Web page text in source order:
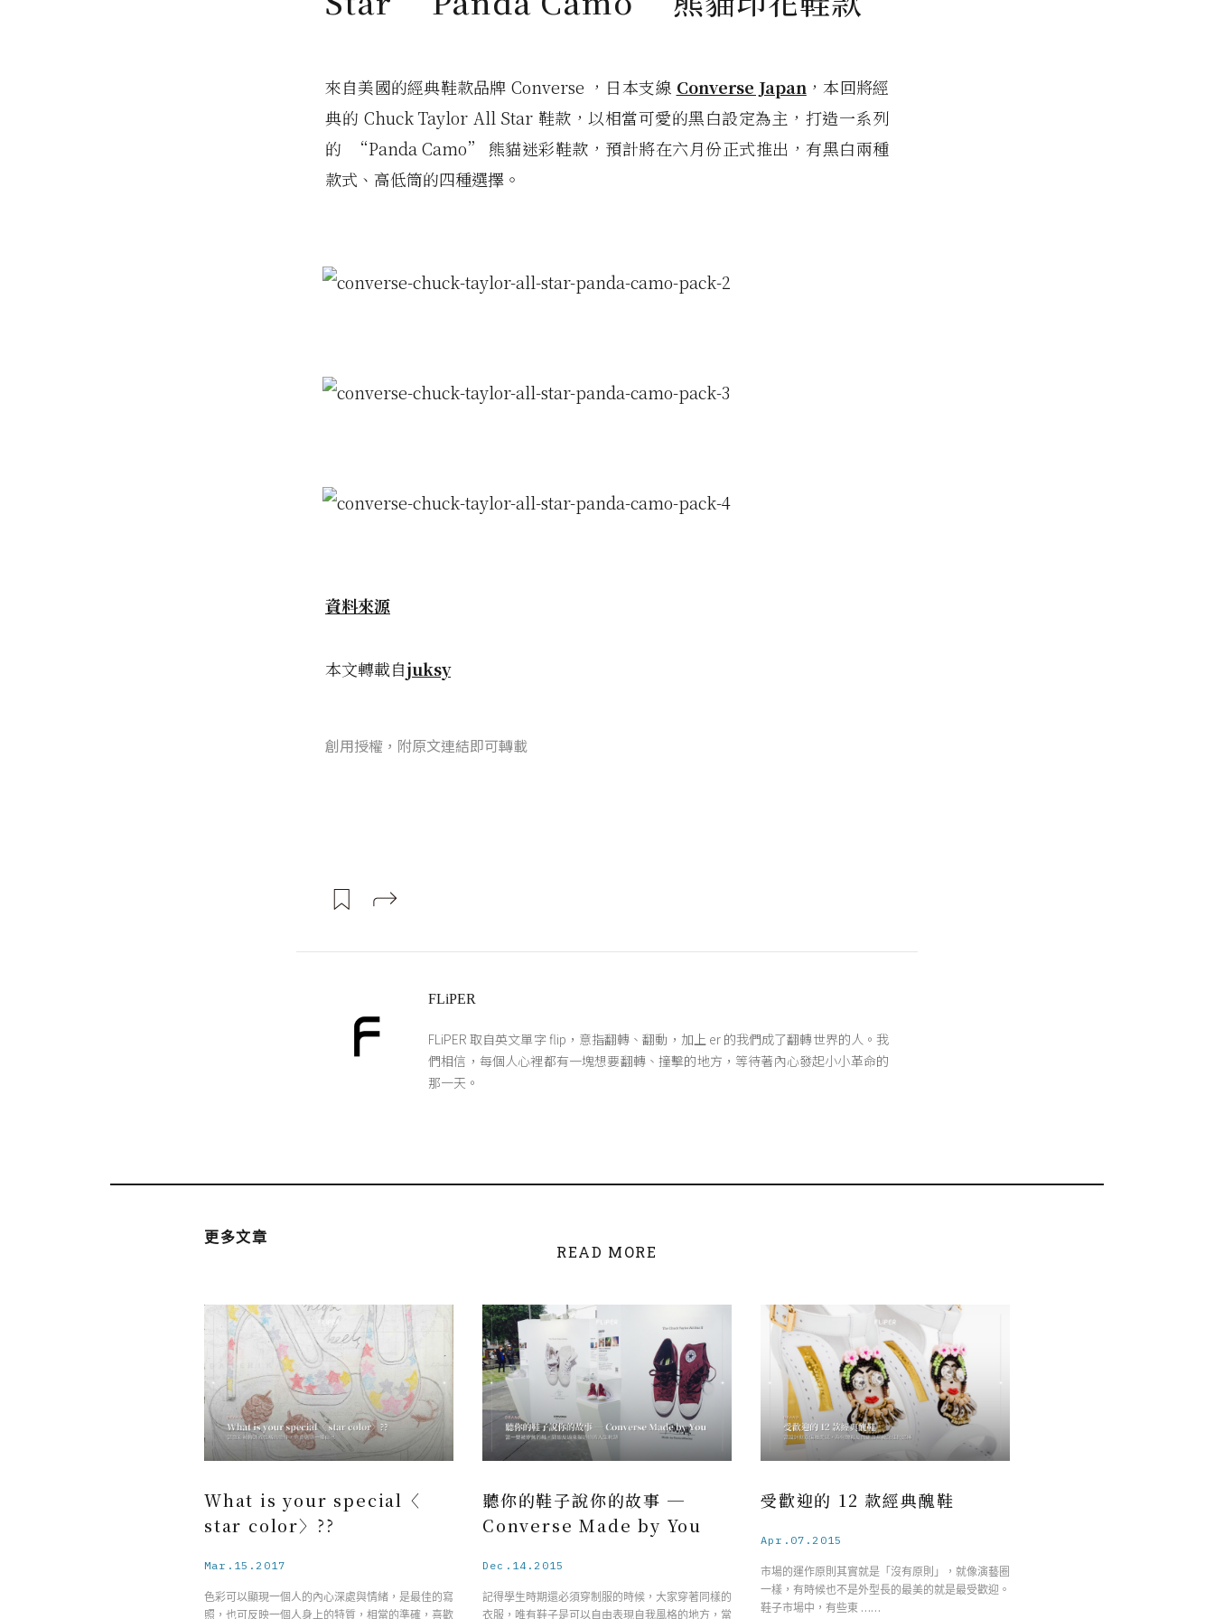
來自美國的經典鞋款品牌 Converse ，日本支線 Converse Japan ，本回將經
典的 Chuck Taylor All Star 鞋款，以相當可愛的黑白設定為主，打造一系列
的 “Panda Camo” 熊貓迷彩鞋款，預計將在六月份正式推出，有黑白兩種
款式、高低筒的四種選擇。
資料來源
本文轉載自juksy
創用授權，附原文連結即可轉載
FLiPER
FLiPER 取自英文單字 flip，意指翻轉、翻動，加上 er 的我們成了翻轉世界的人。我
們相信，每個人心裡都有一塊想要翻轉、撞擊的地方，等待著內心發起小小革命的
那一天。
更多文章
READ MORE
What is your special〈
star color〉??
Mar.15.2017
色彩可以顯現一個人的內心深處與情緒，是最佳的寫
照，也可反映一個人身上的特質，相當的準確，喜歡
聽你的鞋子說你的故事 ─
Converse Made by You
Dec.14.2015
記得學生時期還必須穿制服的時候，大家穿著同樣的
衣服，唯有鞋子是可以自由表現自我風格的地方，當
受歡迎的 12 款經典醜鞋
Apr.07.2015
市場的運作原則其實就是「沒有原則」，就像演藝圈
一樣，有時候也不是外型長的最美的就是最受歡迎。
鞋子市場中，有些東 ……